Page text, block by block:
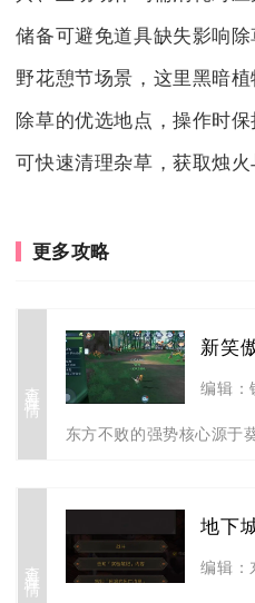
储备可避免道具缺失影响
野花憩节场景，这里黑暗
除草的优选地点，操作时
可快速清理杂草，获取烛火
更多攻略
查看详情 编辑：
查看详情 编辑：